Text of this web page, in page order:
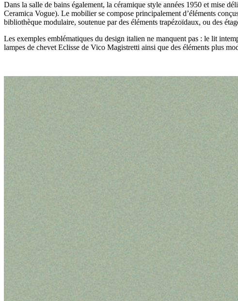
Dans la salle de bains également, la céramique style années 1950 et mise
Ceramica Vogue). Le mobilier se compose principalement d’éléments
bibliothèque modulaire, soutenue par des éléments trapézoïdaux, ou des
Les exemples emblématiques du design italien ne manquent pas : le lit
lampes de chevet Eclisse de Vico Magistretti ainsi que des éléments plus